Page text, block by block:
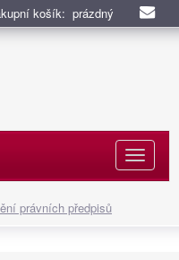
košík: prázdný
právních předpisů